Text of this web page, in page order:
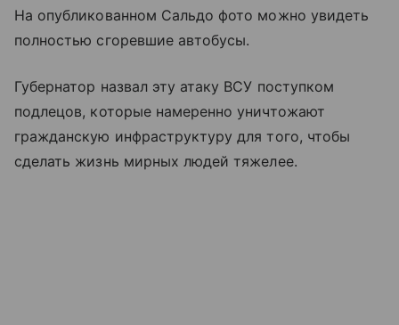
На опубликованном Сальдо фото можно увидеть
полностью сгоревшие автобусы.
Губернатор назвал эту атаку ВСУ поступком
подлецов, которые намеренно уничтожают
гражданскую инфраструктуру для того, чтобы
сделать жизнь мирных людей тяжелее.